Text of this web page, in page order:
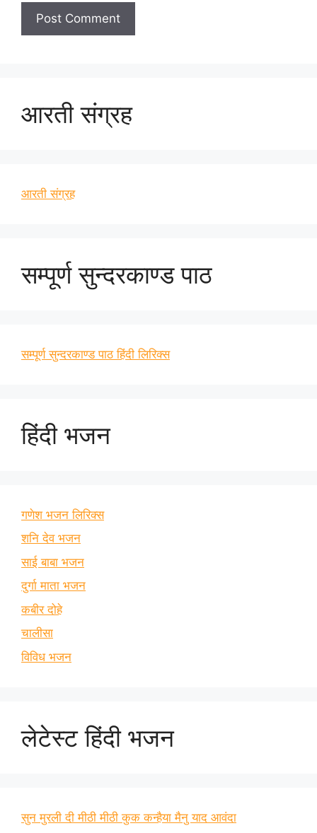
आरती संग्रह
आरती संग्रह
सम्पूर्ण सुन्दरकाण्ड पाठ
सम्पूर्ण सुन्दरकाण्ड पाठ हिंदी लिरिक्स
हिंदी भजन
गणेश भजन लिरिक्स
शनि देव भजन
साई बाबा भजन
दुर्गा माता भजन
कबीर दोहे
चालीसा
विविध भजन
लेटेस्ट हिंदी भजन
सुन मुरली दी मीठी मीठी कुक कन्हैया मैनु याद आवंदा